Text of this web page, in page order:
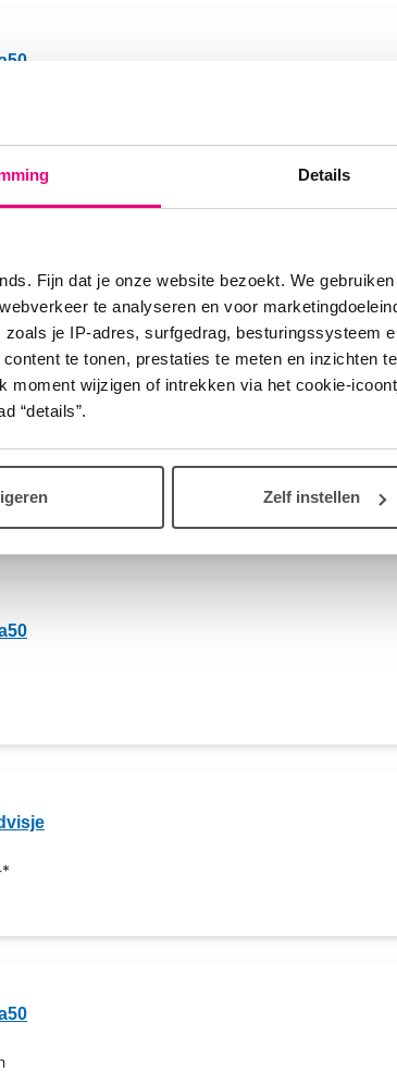
Details
Fijn dat je onze website bezoekt. We
te analyseren en voor
zoals je IP-adres, surfgedrag, besturingssysteem
te tonen, prestaties te meten en inzichten
moment wijzigen of intrekken via het cookie-
“details”.
Zelf instellen
1 letter wisselen ☺️)